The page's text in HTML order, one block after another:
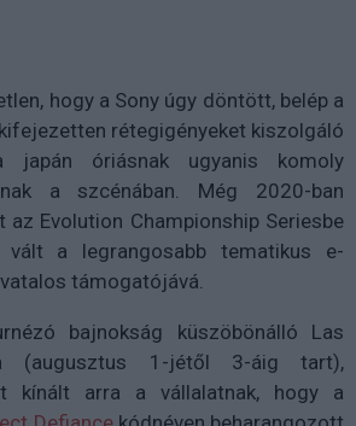
hogy a Sony úgy döntött, belép a
rétegigényeket kiszolgáló
japán óriásnak ugyanis komoly
a szcénában. Még 2020-ban
Evolution Championship Seriesbe
vált a legrangosabb tematikus e-
támogatójává.
bajnokság küszöbönálló Las
(augusztus 1-jétől 3-áig tart),
kínált arra a vállalatnak, hogy a